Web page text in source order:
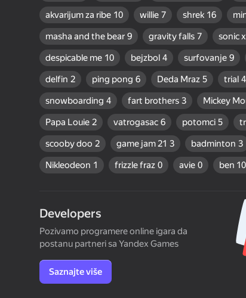
akvarijum za ribe 10 willie 7 shrek 16
masha and the bear 9 gravity falls 7 sonic x
despicable me 10 bejzbol 4 surfovanje 9
delfin 2 ping pong 6 Deda Mraz 5 trial 4
snowboarding 4 fart brothers 3 Mickey
Papa Louie 2 vatrogasac 6 potomci 5
scooby doo 2 game jam 21 3 badminton 3
Nikleodeon 1 frizzle fraz 0 avie 0 ben 10
Developers
Pozivamo programere online igara da
postanu partneri sa Yandex Games
Saznajte više